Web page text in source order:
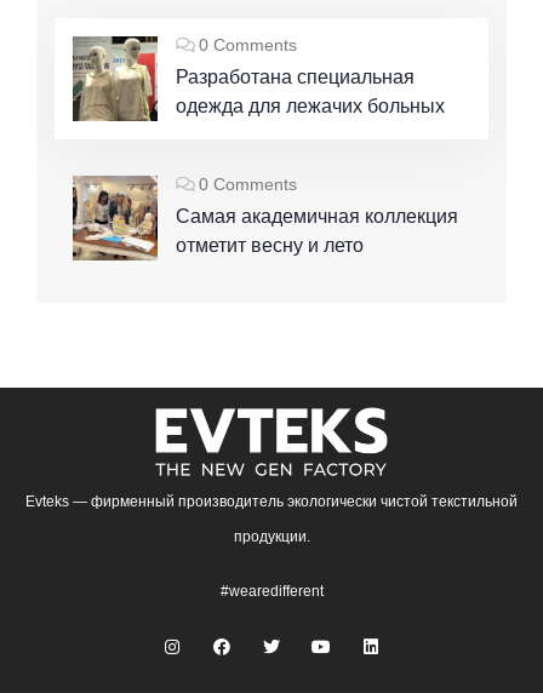
0 Comments
Разработана специальная
одежда для лежачих больных
0 Comments
Самая академичная коллекция
отметит весну и лето
Evteks — фирменный производитель экологически чистой текстильной
продукции.
#wearedifferent